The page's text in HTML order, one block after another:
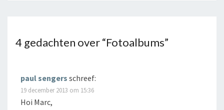
4 gedachten over “Fotoalbums”
paul sengers schreef:
19 december 2013 om 15:36
Hoi Marc,